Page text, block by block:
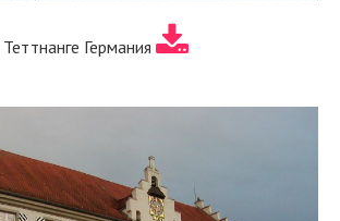
Теттнанге Германия